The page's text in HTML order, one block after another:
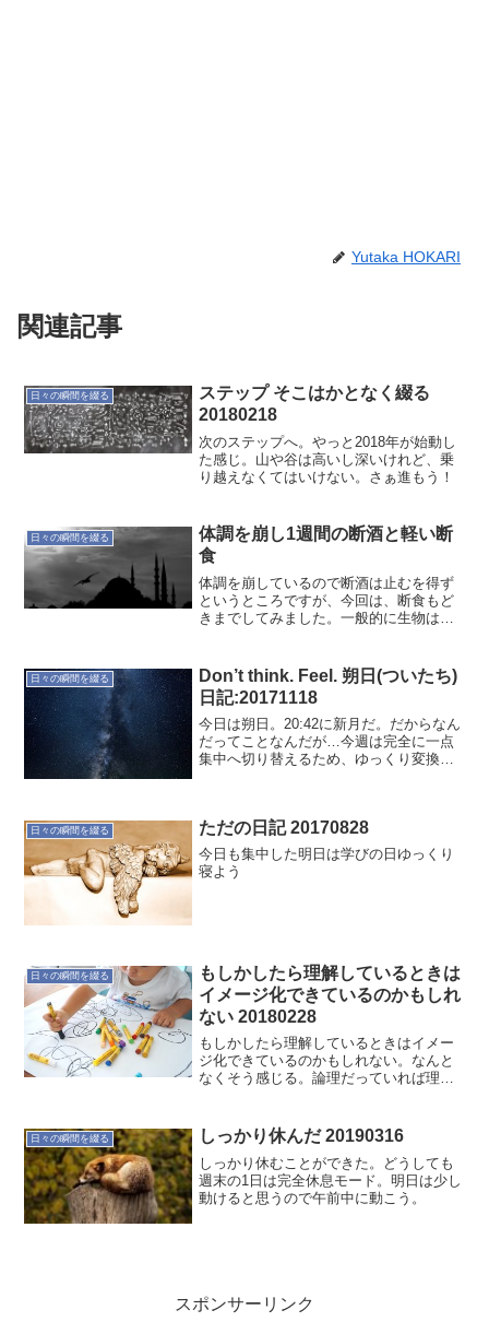
Yutaka HOKARI
関連記事
日々の瞬間を綴る
ステップ そこはかとなく綴る
20180218
次のステップへ。やっと2018年が始動し
た感じ。山や谷は高いし深いけれど、乗
り越えなくてはいけない。さぁ進もう！
日々の瞬間を綴る
体調を崩し1週間の断酒と軽い断
食
体調を崩しているので断酒は止むを得ず
というところですが、今回は、断食もど
きまでしてみました。一般的に生物は病
ーを免疫力向上の方へ舵取りするからだ
そうです。最近の私の場合...
日々の瞬間を綴る
Don’t think. Feel. 朔日(ついたち)
日記:20171118
今日は朔日。20:42に新月だ。だからなん
だってことなんだが…今週は完全に一点
集中へ切り替えるため、ゆっくり変換モ
think....
日々の瞬間を綴る ただの日記 20170828
今日も集中した明日は学びの日ゆっくり
寝よう
日々の瞬間を綴る
もしかしたら理解しているときは
イメージ化できているのかもしれ
ない 20180228
もしかしたら理解しているときはイメー
ジ化できているのかもしれない。なんと
なくそう感じる。論理だっていれば理解
メージ化しているときではないかと。ま
た、1つ検証したいことが...
日々の瞬間を綴る しっかり休んだ 20190316
しっかり休むことができた。どうしても
週末の1日は完全休息モード。明日は少し
動けると思うので午前中に動こう。
スポンサーリンク